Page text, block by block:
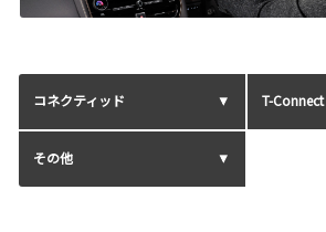
コネクティッド T-Connect
その他